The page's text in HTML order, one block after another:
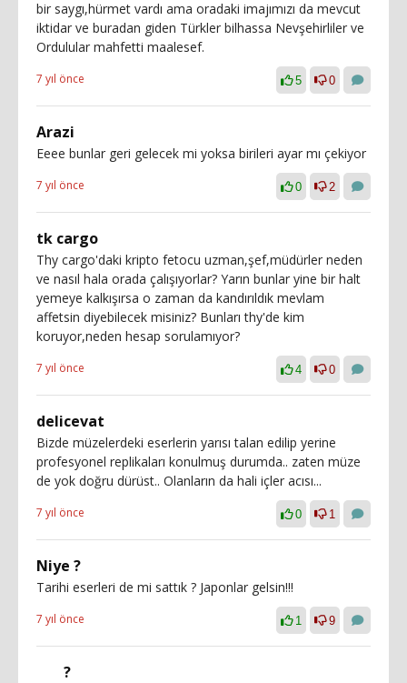
bir saygı,hürmet vardı ama oradaki imajımızı da mevcut
iktidar ve buradan giden Türkler bilhassa Nevşehirliler ve
Ordulular mahfetti maalesef.
7 yıl önce 5 0
Arazi
Eeee bunlar geri gelecek mi yoksa birileri ayar mı çekiyor
7 yıl önce 0 2
tk cargo
Thy cargo'daki kripto fetocu uzman,şef,müdürler neden
ve nasıl hala orada çalışıyorlar? Yarın bunlar yine bir halt
yemeye kalkışırsa o zaman da kandırıldık mevlam
affetsin diyebilecek misiniz? Bunları thy'de kim
koruyor,neden hesap sorulamıyor?
7 yıl önce 4 0
delicevat
Bizde müzelerdeki eserlerin yarısı talan edilip yerine
profesyonel replikaları konulmuş durumda.. zaten müze
de yok doğru dürüst.. Olanların da hali içler acısı...
7 yıl önce 0 1
Niye ?
Tarihi eserleri de mi sattık ? Japonlar gelsin!!!
7 yıl önce 1 9
?